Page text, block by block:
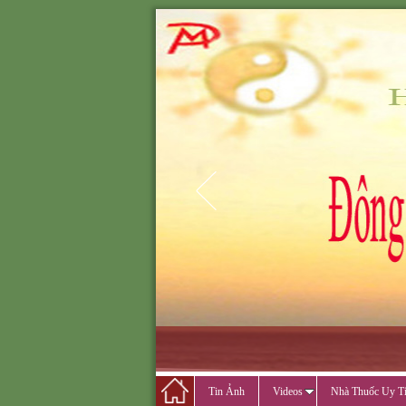
ĐÔNG Y MINH
ĐÔNG Y
Tin Ảnh Videos Nhà Thuốc Uy